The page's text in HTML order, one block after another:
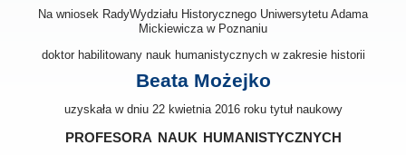
Na wniosek RadyWydziału Historycznego Uniwersytetu Adama
Mickiewicza w Poznaniu
doktor habilitowany nauk humanistycznych w zakresie historii
Beata Możejko
uzyskała w dniu 22 kwietnia 2016 roku tytuł naukowy
profesora nauk humanistycznych